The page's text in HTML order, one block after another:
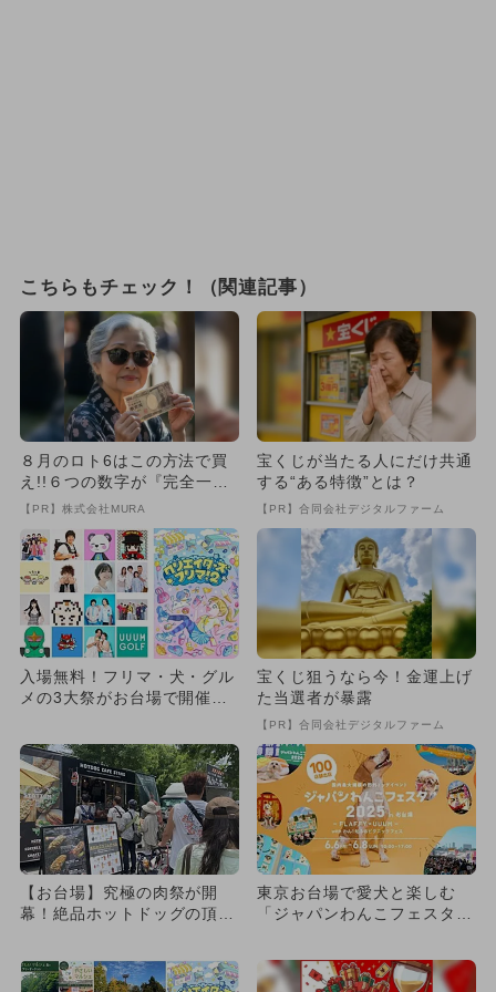
こちらもチェック！（関連記事）
８月のロト6はこの方法で買
え!!６つの数字が『完全一
致』する方法
【PR】株式会社MURA
宝くじが当たる人にだけ共通
する“ある特徴”とは？
【PR】合同会社デジタルファーム
入場無料！フリマ・犬・グル
メの3大祭がお台場で開催
宝くじ狙うなら今！金運上げ
た当選者が暴露
【PR】合同会社デジタルファーム
【お台場】究極の肉祭が開
幕！絶品ホットドッグの頂点
東京お台場で愛犬と楽しむ
「ジャパンわんこフェスタ20
ェ...